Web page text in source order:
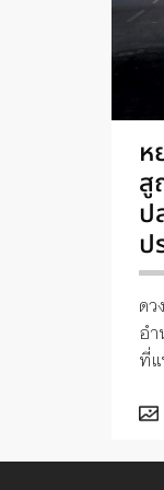
ห
สู
ป
ป
ดว
อำ
ที่แ